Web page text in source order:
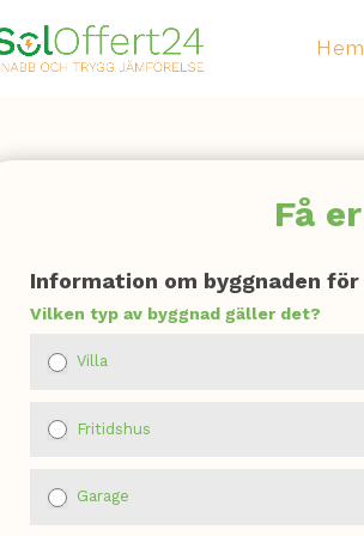
Få
Information om byggnaden
Vilken typ av byggnad gäller det?
Villa
Fritidshus
Garage